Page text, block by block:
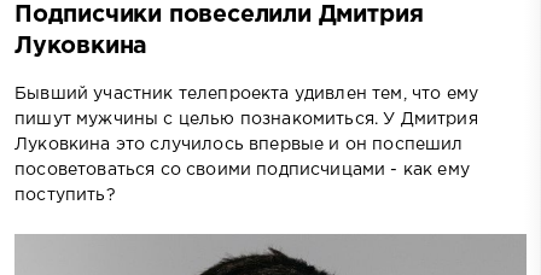
Подписчики повеселили Дмитрия
Луковкина
Бывший участник телепроекта удивлен тем, что ему
пишут мужчины с целью познакомиться. У Дмитрия
Луковкина это случилось впервые и он поспешил
посоветоваться со своими подписчицами - как ему
поступить?